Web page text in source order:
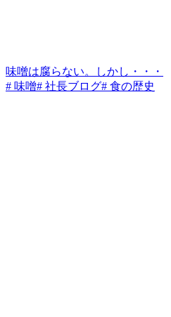
味噌は腐らない。しかし・・・
# 味噌# 社長ブログ# 食の歴史